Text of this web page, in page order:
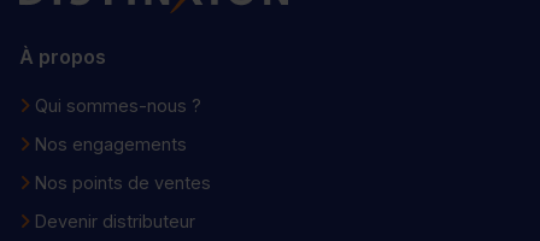
À propos
Qui sommes-nous ?
Nos engagements
Nos points de ventes
Devenir distributeur